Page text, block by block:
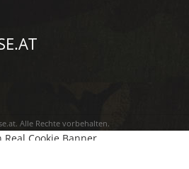
Alle Rechte vorbehalten.
Real Cookie Banner